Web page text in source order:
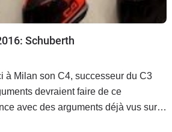
Schuberth
à Milan son C4, successeur du C3
avec des arguments déjà vus sur